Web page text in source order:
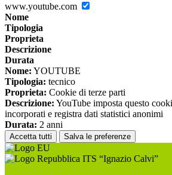
www.youtube.com
Nome
Tipologia
Proprieta
Descrizione
Durata
Nome: YOUTUBE
Tipologia: tecnico
Proprieta: Cookie di terze parti
Descrizione: YouTube imposta questo
incorporati e registra dati statistici anonimi
Durata: 2 anni
Accetta tutti Salva le preferenze
ITS “Ignazio Calvi”